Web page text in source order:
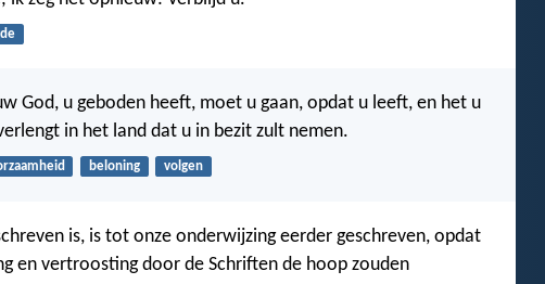
God, u geboden heeft, moet u gaan, opdat u leeft, en het u
in het land dat u in bezit zult nemen.
beloning volgen
is, is tot onze onderwijzing eerder geschreven, opdat
en vertroosting door de Schriften de hoop zouden